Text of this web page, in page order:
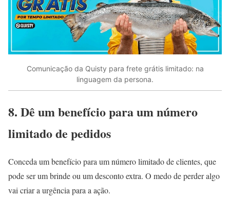
Comunicação da Quisty para frete grátis limitado: na
linguagem da persona.
8. Dê um benefício para um número
limitado de pedidos
Conceda um benefício para um número limitado de clientes, que
pode ser um brinde ou um desconto extra. O medo de perder algo
vai criar a urgência para a ação.